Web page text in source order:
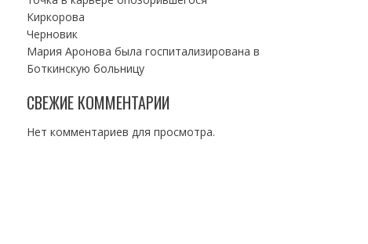
Киркорова
Черновик
Мария Аронова была госпитализирована в
Боткинскую больницу
СВЕЖИЕ КОММЕНТАРИИ
Нет комментариев для просмотра.